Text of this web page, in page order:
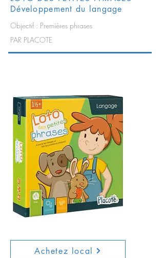
Développement du langage
Objectif : Premières phrases
PAR PLACOTE
Achetez local